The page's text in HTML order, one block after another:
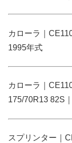
カローラ｜
1995年式
カローラ｜
175/70R13 82S
スプリンター｜